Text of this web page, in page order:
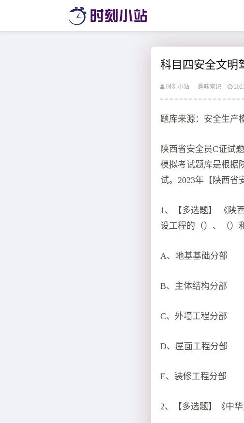
科目四安全文明
时刻小站 趣味常识
题库来源：安全生产
陕西省安全员C证试
模拟考试题库是根据
试。2023年【陕西省
1、【多选题】 《陕
设工程的（）、（）
A、地基基础分部
B、主体结构分部
C、外墙工程分部
D、屋面工程分部
E、装修工程分部
2、【多选题】《中